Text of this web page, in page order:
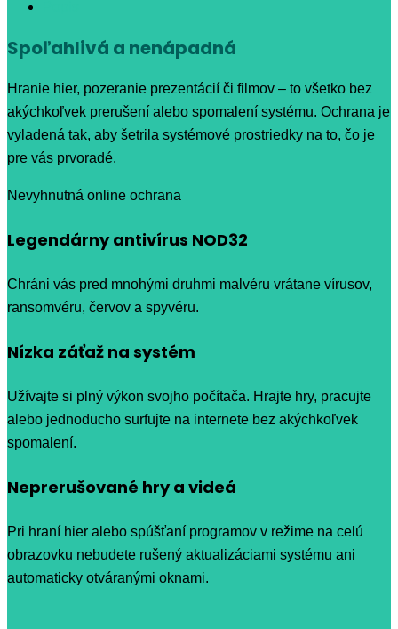
Antivírus
rok
Spoľahlivá a nenápadná
Hranie hier, pozeranie prezentácií či filmov – to všetko bez
akýchkoľvek prerušení alebo spomalení systému. Ochrana je
vyladená tak, aby šetrila systémové prostriedky na to, čo je
pre vás prvoradé.
Nevyhnutná online ochrana
Legendárny antivírus NOD32
Chráni vás pred mnohými druhmi malvéru vrátane vírusov,
ransomvéru, červov a spyvéru.
Nízka záťaž na systém
Užívajte si plný výkon svojho počítača. Hrajte hry, pracujte
alebo jednoducho surfujte na internete bez akýchkoľvek
spomalení.
Neprerušované hry a videá
Pri hraní hier alebo spúšťaní programov v režime na celú
obrazovku nebudete rušený aktualizáciami systému ani
automaticky otváranými oknami.